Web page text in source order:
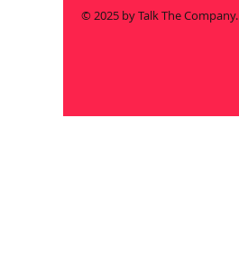
© 2025 by Talk The Company.